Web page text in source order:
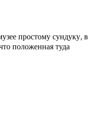
простому сундуку, в
положенная туда